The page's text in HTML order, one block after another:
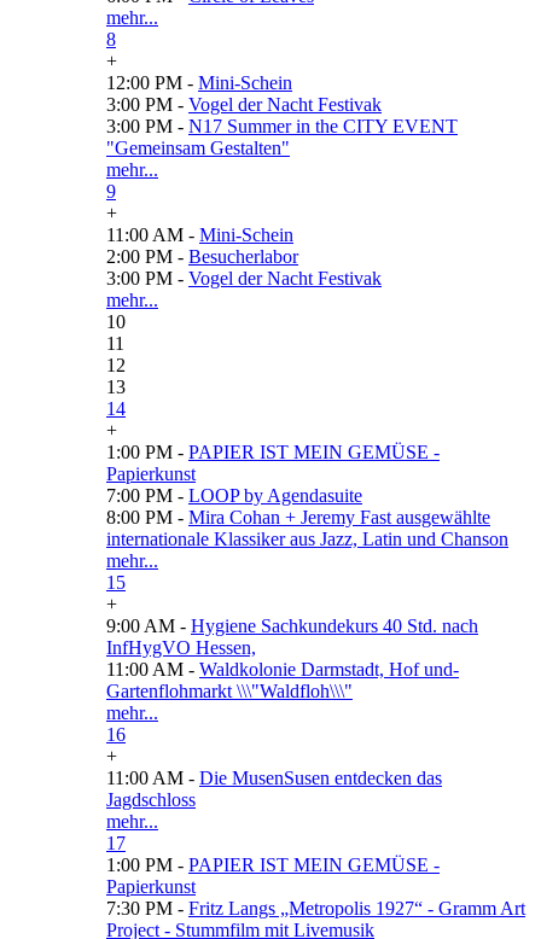
mehr...
8
+
12:00 PM - Mini-Schein
3:00 PM - Vogel der Nacht Festivak
3:00 PM - N17 Summer in the CITY EVENT
"Gemeinsam Gestalten"
mehr...
9
+
11:00 AM - Mini-Schein
2:00 PM - Besucherlabor
3:00 PM - Vogel der Nacht Festivak
mehr...
10
11
12
13
14
+
1:00 PM - PAPIER IST MEIN GEMÜSE -
Papierkunst
7:00 PM - LOOP by Agendasuite
8:00 PM - Mira Cohan + Jeremy Fast ausgewählte
internationale Klassiker aus Jazz, Latin und Chanson
mehr...
15
+
9:00 AM - Hygiene Sachkundekurs 40 Std. nach
InfHygVO Hessen,
11:00 AM - Waldkolonie Darmstadt, Hof und-
Gartenflohmarkt \\\"Waldfloh\\\"
mehr...
16
+
11:00 AM - Die MusenSusen entdecken das
Jagdschloss
mehr...
17
1:00 PM - PAPIER IST MEIN GEMÜSE -
Papierkunst
7:30 PM - Fritz Langs „Metropolis 1927“ - Gramm Art
Project - Stummfilm mit Livemusik